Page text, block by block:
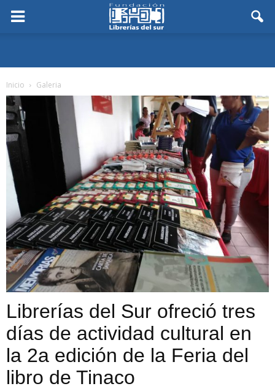
Inicio Galeria
Librerías del Sur ofreció tres
días de actividad cultural en
la 2a edición de la Feria del
libro de Tinaco